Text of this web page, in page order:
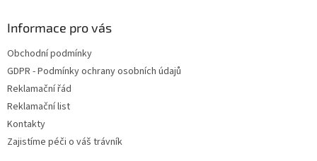
r
Informace pro vás
Obchodní podmínky
GDPR - Podmínky ochrany osobních údajů
Reklamační řád
Reklamační list
Kontakty
Zajistíme péči o váš trávník